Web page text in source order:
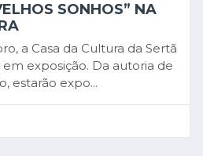
SONHOS” NA
a Casa da Cultura da Sertã
em exposição. Da autoria de
estarão expo...